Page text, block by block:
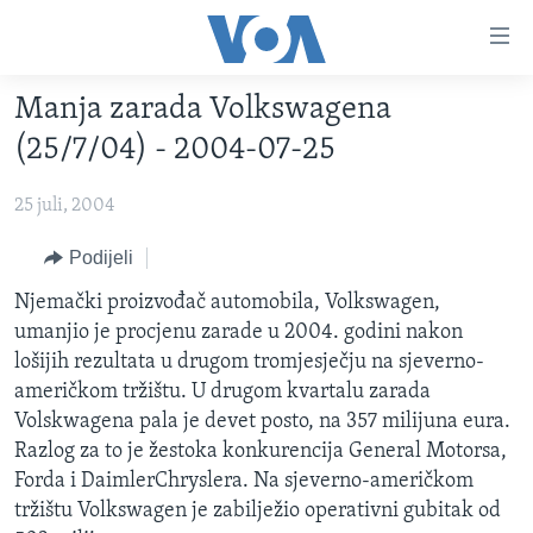
glavni
sadržaj
Pređi
na
navigaciju
Idi
na
pretragu
TV PROGRAM
VIDEO
FOTOGRAFIJE DANA
VIJESTI
SJEDINJENE AMERIČKE DRŽAVE
BOSNA I HERCEGOVINA
SVIJET
NAUKA I TEHNOLOGIJA
SPECIJALNI PROJEKTI
KORUPCIJA
SLOBODA MEDIJA
ŽENSKA STRANA
IZBJEGLIČKA STRANA
Manja zarada Volkswagena
(25/7/04) - 2004-07-25
25 juli, 2004
Podijeli
Njemački proizvođač automobila, Volkswagen,
umanjio je procjenu zarade u 2004. godini nakon
lošijih rezultata u drugom tromjesječju na sjeverno-
američkom tržištu. U drugom kvartalu zarada
Volskwagena pala je devet posto, na 357 milijuna eura.
Razlog za to je žestoka konkurencija General Motorsa,
Forda i DaimlerChryslera. Na sjeverno-američkom
tržištu Volkswagen je zabilježio operativni gubitak od